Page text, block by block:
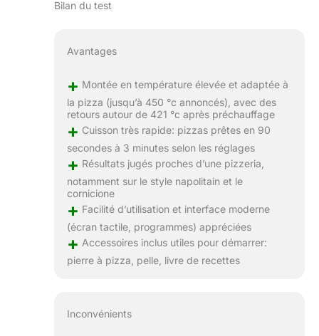
Bilan du test
Avantages
+ Montée en température élevée et adaptée à
la pizza (jusqu’à 450 °c annoncés), avec des
retours autour de 421 °c après préchauffage
+ Cuisson très rapide: pizzas prêtes en 90
secondes à 3 minutes selon les réglages
+ Résultats jugés proches d’une pizzeria,
notamment sur le style napolitain et le
cornicione
+ Facilité d’utilisation et interface moderne
(écran tactile, programmes) appréciées
+ Accessoires inclus utiles pour démarrer:
pierre à pizza, pelle, livre de recettes
Inconvénients